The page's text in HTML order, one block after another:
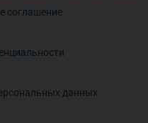
соглашение
данных